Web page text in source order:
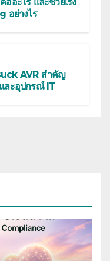
อย่างไร
AVR สำคัญ
ละอุปกรณ์ IT